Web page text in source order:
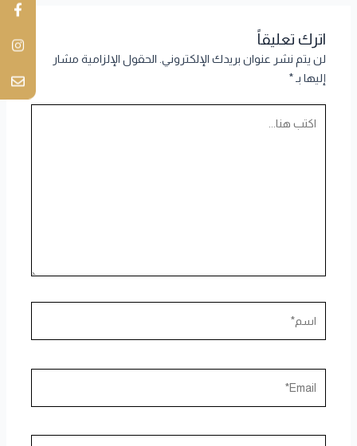
اترك تعليقاً
لن يتم نشر عنوان بريدك الإلكتروني. الحقول الإلزامية مشار
إليها بـ*